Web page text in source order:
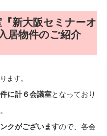
新大阪セミナーオ
居物件のご紹介
ます。
に計６会議室となっており
クがございますので、各会